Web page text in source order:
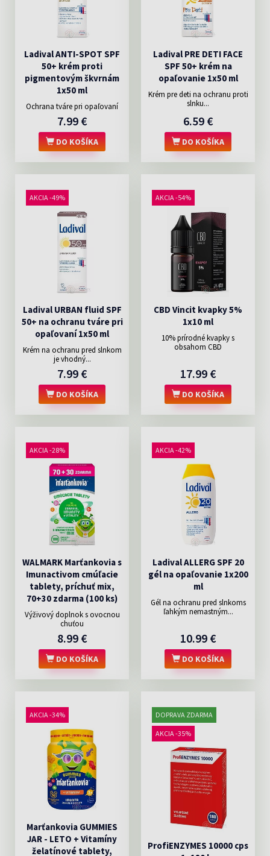
Ladival ANTI-SPOT SPF
50+ krém proti
pigmentovým škvrnám
1x50 ml
Ochrana tváre pri opaľovaní
7.99 €
DO KOŠÍKA
Ladival PRE DETI FACE
SPF 50+ krém na
opaľovanie 1x50 ml
Krém pre deti na ochranu proti
slnku...
6.59 €
DO KOŠÍKA
AKCIA -49%
Ladival URBAN fluid SPF
50+ na ochranu tváre pri
opaľovaní 1x50 ml
Krém na ochranu pred slnkom
je vhodný...
7.99 €
DO KOŠÍKA
AKCIA -54%
CBD Vincit kvapky 5%
1x10 ml
10% prírodné kvapky s
obsahom CBD
17.99 €
DO KOŠÍKA
AKCIA -28%
WALMARK Marťankovia s
Imunactivom cmúľacie
tablety, príchuť mix,
70+30 zdarma (100 ks)
Výživový doplnok s ovocnou
chuťou
8.99 €
DO KOŠÍKA
AKCIA -42%
Ladival ALLERG SPF 20
gél na opaľovanie 1x200
ml
Gél na ochranu pred slnkoms
ľahkým nemastným...
10.99 €
DO KOŠÍKA
AKCIA -34%
Marťankovia GUMMIES
JAR - LETO + Vitamíny
želatínové tablety,
DOPRAVA ZDARMA
AKCIA -35%
ProfiENZYMES 10000 cps